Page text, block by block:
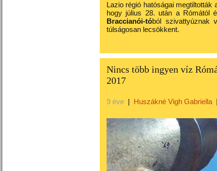
Lazio régió hatóságai
hogy július 28. után a Rómától
Braccianói-tóból szivattyúznak
túlságosan lecsökkent.
Nincs több ingyen víz
2017
9 éve | Huszákné Vigh Gabriella